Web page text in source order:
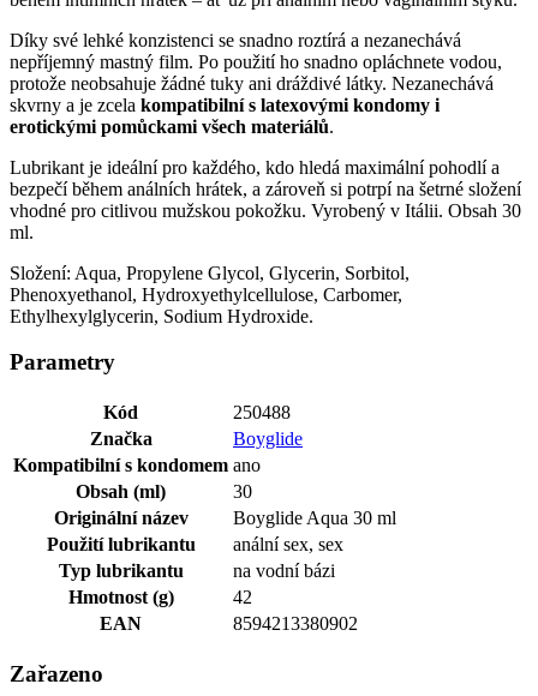
Díky své lehké konzistenci se snadno roztírá a nezanechává
nepříjemný mastný film. Po použití ho snadno opláchnete vodou,
protože neobsahuje žádné tuky ani dráždivé látky. Nezanechává
skvrny a je zcela kompatibilní s latexovými kondomy i
erotickými pomůckami všech materiálů.
Lubrikant je ideální pro každého, kdo hledá maximální pohodlí a
bezpečí během análních hrátek, a zároveň si potrpí na šetrné složení
vhodné pro citlivou mužskou pokožku. Vyrobený v Itálii. Obsah 30
ml.
Složení: Aqua, Propylene Glycol, Glycerin, Sorbitol,
Phenoxyethanol, Hydroxyethylcellulose, Carbomer,
Ethylhexylglycerin, Sodium Hydroxide.
Parametry
Kód
250488
Značka
Boyglide
Kompatibilní s kondomem ano
Obsah (ml)
30
Originální název
Boyglide Aqua 30 ml
Použití lubrikantu
anální sex, sex
Typ lubrikantu
na vodní bázi
Hmotnost (g)
42
EAN
8594213380902
Zařazeno